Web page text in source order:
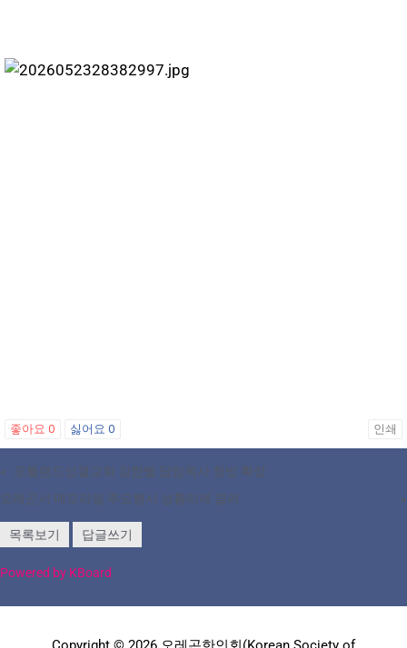
좋아요 0 싫어요 0 인쇄
«
포틀랜드성결교회 김한별 담임목사 청빙 확정
오레곤서 메모리얼 추모행사 성황리에 열려
»
목록보기 답글쓰기
Powered by KBoard